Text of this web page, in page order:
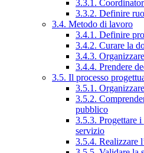
3.3.1.
3.3.2. Definire
3.4. Metodo di lavoro
3.4.1. Definire
3.4.2. Curare la
3.4.3.
3.4.4. Prendere
3.5. Il processo
3.5.1.
3.5.2.
pubblico
3.5.3. Progettare i
servizio
3.5.4. Realizzare